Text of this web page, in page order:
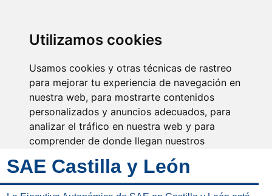
Utilizamos cookies
Usamos cookies y otras técnicas de rastreo
para mejorar tu experiencia de navegación en
nuestra web, para mostrarte contenidos
personalizados y anuncios adecuados, para
analizar el tráfico en nuestra web y para
comprender de donde llegan nuestros
Aceptar
Se escucha nuestra voz y
avanza nuestra profesión
SAE Castilla y León